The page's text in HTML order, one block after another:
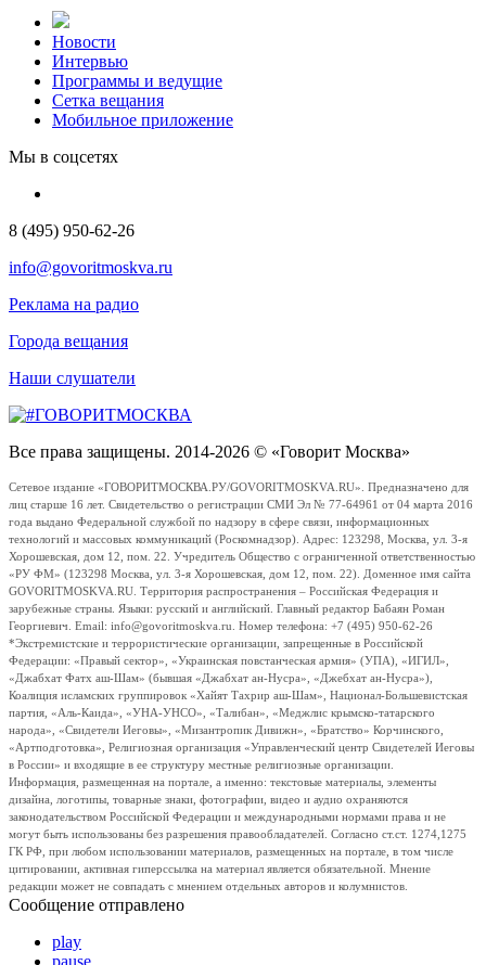
Новости
Интервью
Программы и ведущие
Сетка вещания
Мобильное приложение
Мы в соцсетях
8 (495) 950-62-26
info@govoritmoskva.ru
Реклама на радио
Города вещания
Наши слушатели
Все права защищены. 2014-2026 © «Говорит Москва»
Сетевое издание «ГОВОРИТМОСКВА.РУ/GOVORITMOSKVA.RU». Предназначено для
лиц старше 16 лет. Свидетельство о регистрации СМИ Эл № 77-64961 от 04 марта 2016
года выдано Федеральной службой по надзору в сфере связи, информационных
технологий и массовых коммуникаций (Роскомнадзор). Адрес: 123298, Москва, ул. 3-я
Хорошевская, дом 12, пом. 22. Учредитель Общество с ограниченной ответственностью
«РУ ФМ» (123298 Москва, ул. 3-я Хорошевская, дом 12, пом. 22). Доменное имя сайта
GOVORITMOSKVA.RU. Территория распространения – Российская Федерация и
зарубежные страны. Языки: русский и английский. Главный редактор Бабаян Роман
Георгиевич. Email: info@govoritmoskva.ru. Номер телефона: +7 (495) 950-62-26
*Экстремистские и террористические организации, запрещенные в Российской
Федерации: «Правый сектор», «Украинская повстанческая армия» (УПА), «ИГИЛ»,
«Джабхат Фатх аш-Шам» (бывшая «Джабхат ан-Нусра», «Джебхат ан-Нусра»),
Коалиция исламских группировок «Хайят Тахрир аш-Шам», Национал-Большевистская
партия, «Аль-Каида», «УНА-УНСО», «Талибан», «Меджлис крымско-татарского
народа», «Свидетели Иеговы», «Мизантропик Дивижн», «Братство» Корчинского,
«Артподготовка», Религиозная организация «Управленческий центр Свидетелей Иеговы
в России» и входящие в ее структуру местные религиозные организации.
Информация, размещенная на портале, а именно: текстовые материалы, элементы
дизайна, логотипы, товарные знаки, фотографии, видео и аудио охраняются
законодательством Российской Федерации и международными нормами права и не
могут быть использованы без разрешения правообладателей. Согласно ст.ст. 1274,1275
ГК РФ, при любом использовании материалов, размещенных на портале, в том числе
цитировании, активная гиперссылка на материал является обязательной. Мнение
редакции может не совпадать с мнением отдельных авторов и колумнистов.
Сообщение отправлено
play
pause